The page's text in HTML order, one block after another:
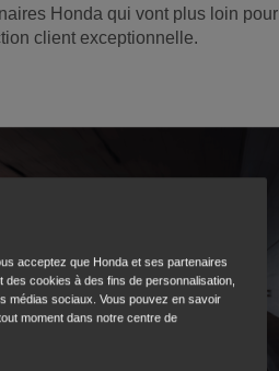
Honda qui vont plus loin pour
client exceptionnelle.
acceptez que Honda et ses partenaires
des cookies à des fins de personnalisation,
médias sociaux. Vous pouvez en savoir
moment dans notre centre de